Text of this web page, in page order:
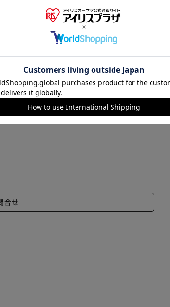
。洗浄摩擦を抑えた優しい洗浄力。
承ください。
間を頂く場合がございます。
文内容の変更をお願いいたしております。
アイリスプラザがセレクトしたオススメ商品
合せ
ご確認ください